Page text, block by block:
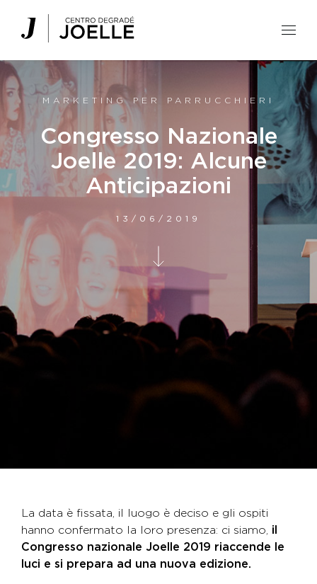
Centro Degradé Joelle Parrucchieri
MARKETING PER PARRUCCHIERI
Congresso Nazionale
Joelle 2019: Alcune
Anticipazioni
13/06/2019
La data è fissata, il luogo è deciso e gli ospiti
hanno confermato la loro presenza: ci siamo, il
Congresso nazionale Joelle 2019 riaccende le
luci e si prepara ad una nuova edizione.